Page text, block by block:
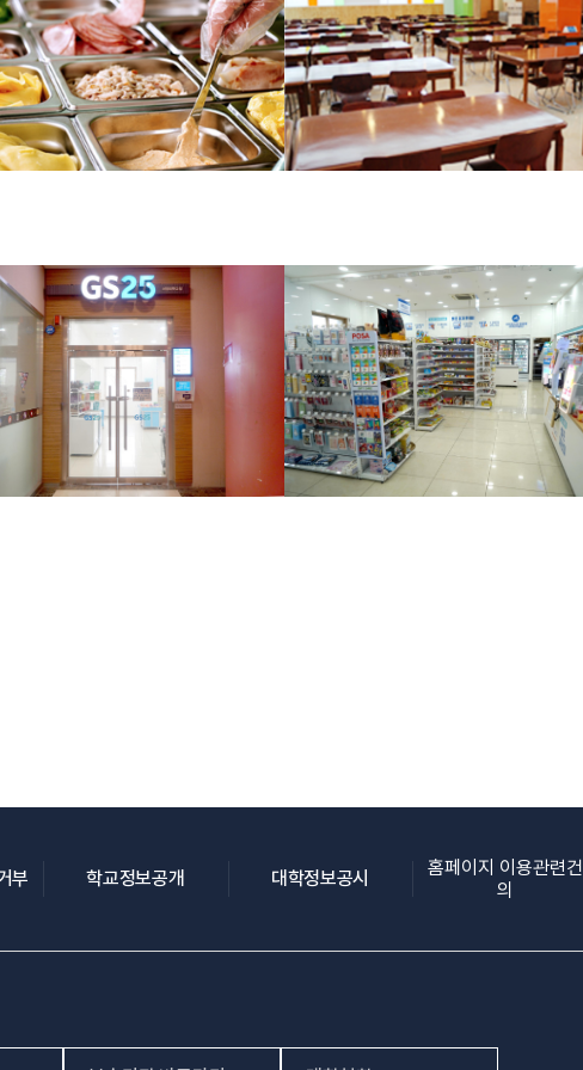
부(새 창 열림)학교정보공개 대학정보공시 (새 창 열림)홈페이지 이용관련건
의